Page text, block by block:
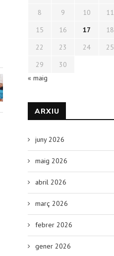
Deixa que la papallona voli
8
9 10 11
15
16 17 18
22
23 24 25
29
30
« maig
ARXIU
juny 2026
maig 2026
abril 2026
març 2026
febrer 2026
gener 2026